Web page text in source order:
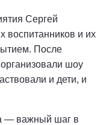
Сергей
воспитанников и их
После
шоу
и дети, и
— важный шаг в